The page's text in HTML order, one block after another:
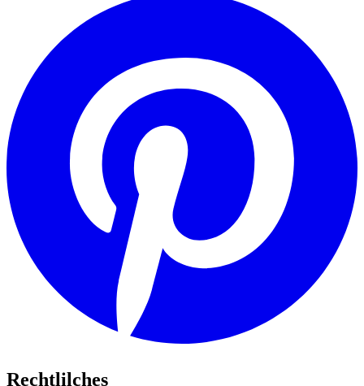
Rechtlilches